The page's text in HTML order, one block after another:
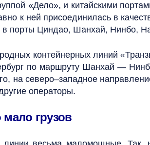
«Дело», и китайскими
к ней присоединилась в
в порты Циндао, Шанхай, Нинбо,
контейнерных линий
по маршруту Шанхай —
на северо–западное
операторы.
грузов